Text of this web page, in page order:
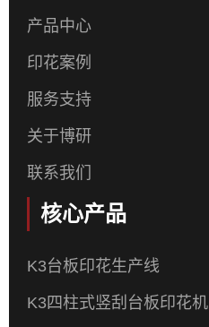
产品中心
印花案例
服务支持
关于博研
联系我们
核心产品
K3台板印花生产线
K3四柱式竖刮台板印花机